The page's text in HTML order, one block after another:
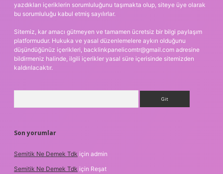
yazdıkları içeriklerin sorumluluğunu taşımakta olup, siteye üye olarak
bu sorumluluğu kabul etmiş sayılırlar.
Sitemiz, kar amacı gütmeyen ve tamamen ücretsiz bir bilgi paylaşım
platformudur. Hukuka ve yasal düzenlemelere aykırı olduğunu
düşündüğünüz içerikleri, backlinkpanelicomtr@gmail.com adresine
bildirmeniz halinde, ilgili içerikler yasal süre içerisinde sitemizden
kaldırılacaktır.
Son yorumlar
Semitik Ne Demek Tdk için admin
Semitik Ne Demek Tdk için Reşat